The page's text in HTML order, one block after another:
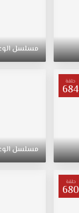
مسلسل
حلقة
684
مسلسل
حلقة
680